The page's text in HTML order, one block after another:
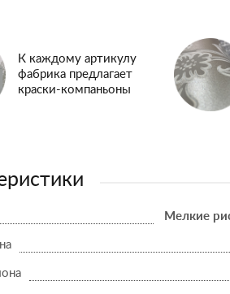
К каждому артикулу
фабрика предлагает
краски-компаньоны
Мелкие